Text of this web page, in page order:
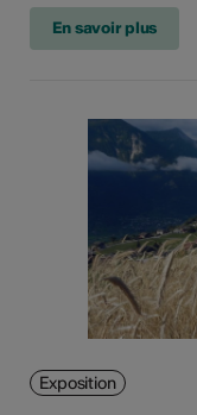
En savoir plus
Exposition